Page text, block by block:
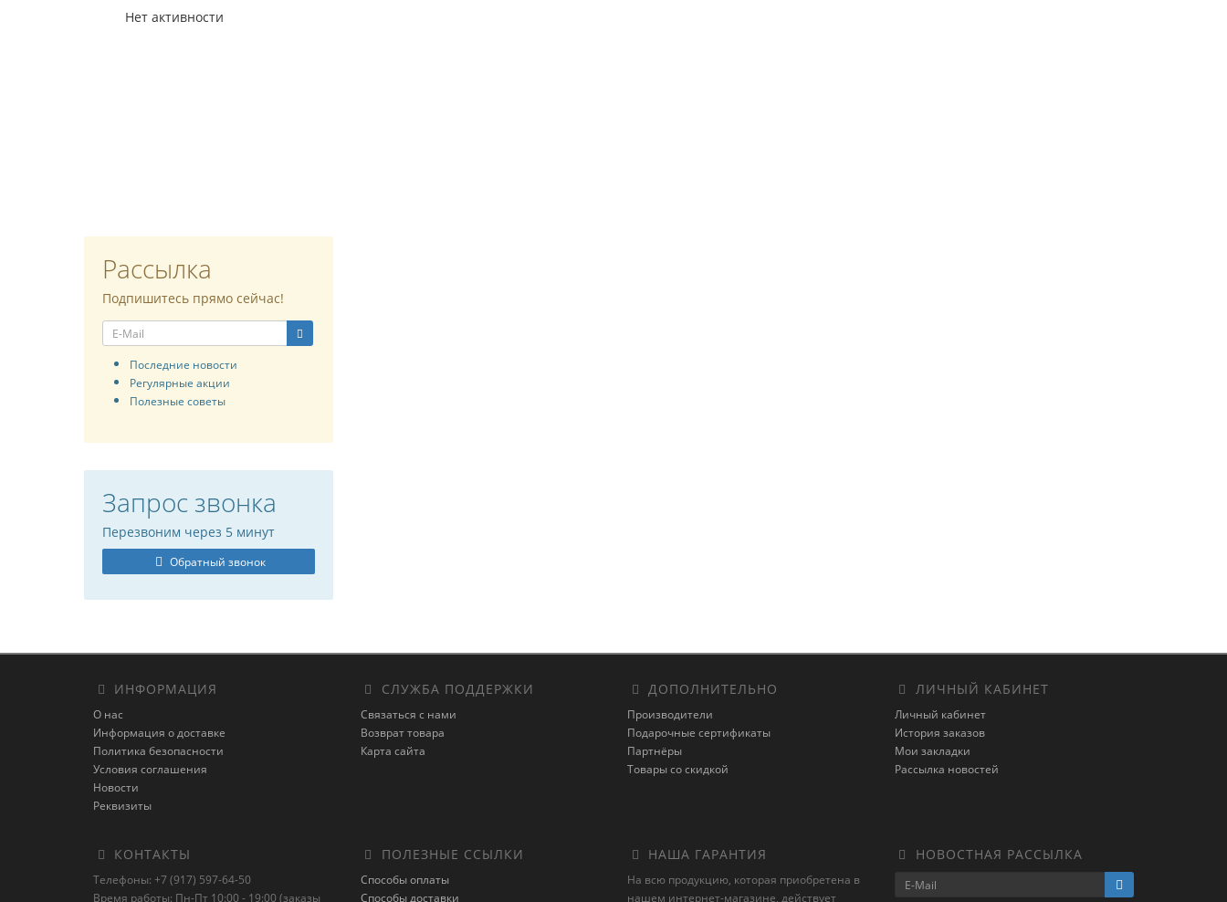
Нет активности
Рассылка
Подпишитесь прямо сейчас!
Последние новости
Регулярные акции
Полезные советы
Запрос звонка
Перезвоним через 5 минут
Обратный звонок
ИНФОРМАЦИЯ
О нас
Информация о доставке
Политика безопасности
Условия соглашения
Новости
Реквизиты
СЛУЖБА ПОДДЕРЖКИ
Связаться с нами
Возврат товара
Карта сайта
ДОПОЛНИТЕЛЬНО
Производители
Подарочные сертификаты
Партнёры
Товары со скидкой
ЛИЧНЫЙ КАБИНЕТ
Личный кабинет
История заказов
Мои закладки
Рассылка новостей
КОНТАКТЫ
Телефоны: +7 (917) 597-64-50
Время работы: Пн-Пт 10:00 - 19:00 (заказы
ПОЛЕЗНЫЕ ССЫЛКИ
Способы оплаты
Способы доставки
НАША ГАРАНТИЯ
На всю продукцию, которая приобретена в
нашем интернет-магазине, действует
НОВОСТНАЯ РАССЫЛКА